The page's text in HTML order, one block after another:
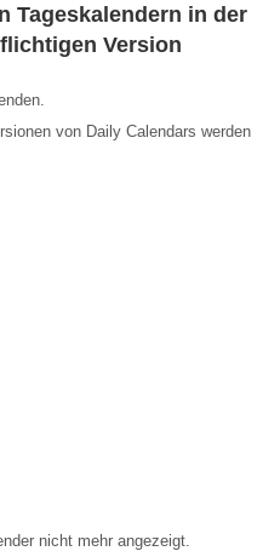
Tageskalendern in der
Version
von Daily Calendars werden
nicht mehr angezeigt.